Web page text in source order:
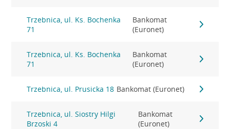
Trzebnica, ul. Ks. Bochenka
71
Bankomat
(Euronet)
Trzebnica, ul. Ks. Bochenka
71
Bankomat
(Euronet)
Trzebnica, ul. Prusicka 18 Bankomat (Euronet)
Trzebnica, ul. Siostry Hilgi
Brzoski 4
Bankomat
(Euronet)